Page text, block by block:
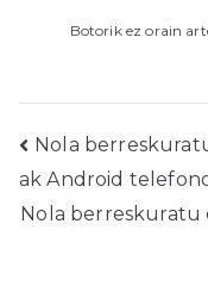
Botorik ez orain
Post
Nola
ak Android
Nola berreskuratu